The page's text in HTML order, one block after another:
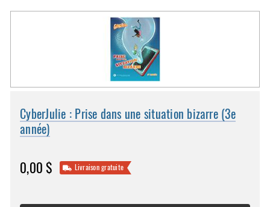
CyberJulie : Prise dans une situation bizarre (3e
année)
0,00 $ Livraison gratuite